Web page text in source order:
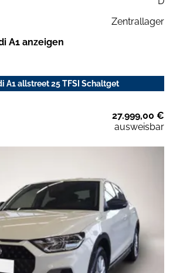
Zentrallager
A1 anzeigen
A1 allstreet 25 TFSI Schaltget
27.999,00 €
ausweisbar